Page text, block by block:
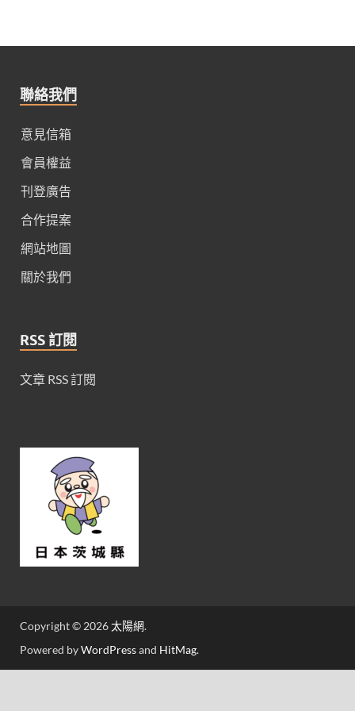
聯絡我們
意見信箱
會員權益
刊登廣告
合作提案
網站地圖
關於我們
RSS 訂閱
文章 RSS 訂閱
Copyright © 2026太陽網.
Powered byWordPressand HitMag.